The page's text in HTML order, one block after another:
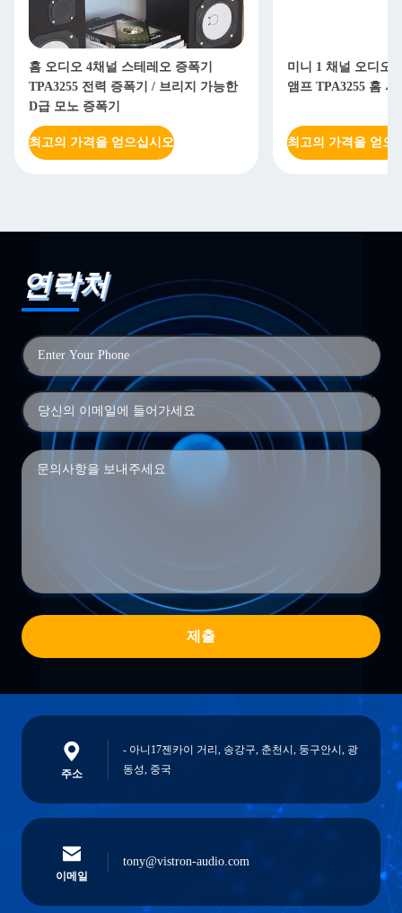
홈 오디오 4채널 스테레오 증폭기
TPA3255 전력 증폭기 / 브리지 가능한
D급 모노 증폭기
최고의 가격을 얻으십시오
미니 1 채널 오디오
앰프 TPA3255 홈
최고의 가격을 얻으
연락처
제출
주소
- 아니17젠카이 거리, 송강구, 춘천시, 둥구안시, 광
동성, 중국
이메일
tony@vistron-audio.com